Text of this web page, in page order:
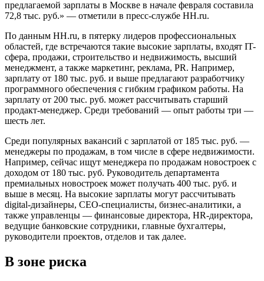
предлагаемой зарплаты в Москве в начале февраля составила
72,8 тыс. руб.» — отметили в пресс-службе HH.ru.
По данным HH.ru, в пятерку лидеров профессиональных
областей, где встречаются такие высокие зарплаты, входят IT-
сфера, продажи, строительство и недвижимость, высший
менеджмент, а также маркетинг, реклама, PR. Например,
зарплату от 180 тыс. руб. и выше предлагают разработчику
программного обеспечения с гибким графиком работы. На
зарплату от 200 тыс. руб. может рассчитывать старший
продакт-менеджер. Среди требований — опыт работы три —
шесть лет.
Среди популярных вакансий с зарплатой от 185 тыс. руб. —
менеджеры по продажам, в том числе в сфере недвижимости.
Например, сейчас ищут менеджера по продажам новостроек с
доходом от 180 тыс. руб. Руководитель департамента
премиальных новостроек может получать 400 тыс. руб. и
выше в месяц. На высокие зарплаты могут рассчитывать
digital-дизайнеры, CEO-специалисты, бизнес-аналитики, а
также управленцы — финансовые директора, HR-директора,
ведущие банковские сотрудники, главные бухгалтеры,
руководители проектов, отделов и так далее.
В зоне риска